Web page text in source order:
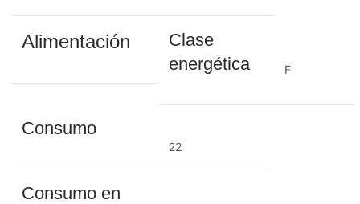
Alimentación
Clase
energética
F
Consumo
22
Consumo en